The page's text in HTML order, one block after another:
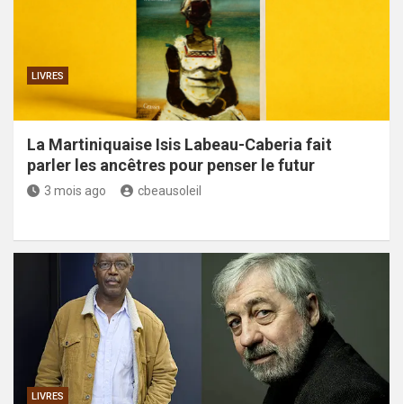
LIVRES
La Martiniquaise Isis Labeau-Caberia fait
parler les ancêtres pour penser le futur
3 mois ago cbeausoleil
LIVRES